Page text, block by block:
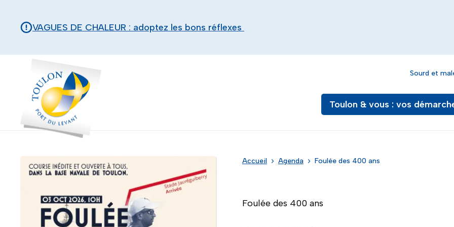
VAGUES DE CHALEUR : adoptez les bons réflexes
Sourd et
Toulon & vous : vos
Accueil Agenda Foulée des 400 ans
Foulée des 400 ans